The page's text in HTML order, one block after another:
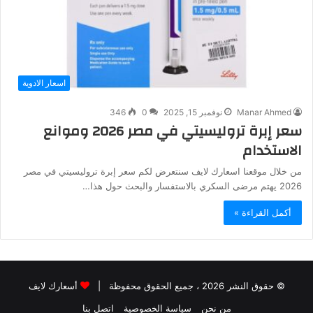
اسعار الادوية
Manar Ahmed نوفمبر 15, 2025 0
346
سعر إبرة تروليسيتي في مصر 2026 وموانع
الاستخدام
من خلال موقعنا اسعارك لايف سنتعرض لكم سعر إبرة تروليسيتي في مصر
2026 يهتم مرضى السكري بالاستفسار والبحث حول هذا…
أكمل القراءة »
© حقوق النشر 2026 ، جميع الحقوق محفوظة |
أسعارك لايف
من نحن
سياسة الخصوصية اتصل بنا